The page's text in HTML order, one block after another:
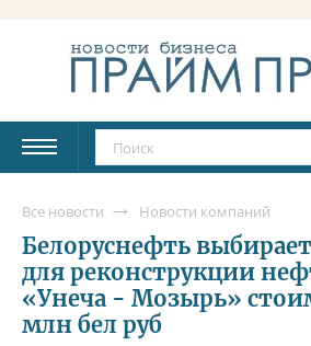
Все новости Новости компаний
Белоруснефть
для реконструкции
«Унеча - Мозырь»
млн бел руб